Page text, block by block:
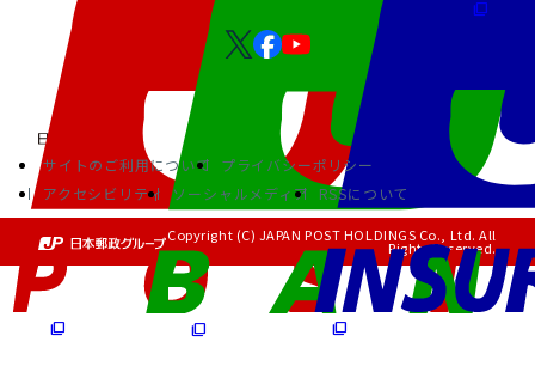
サイトのご利用について
プライバシーポリシー
アクセシビリティ
ソーシャルメディア RSSについて
Copyright (C) JAPAN POST HOLDINGS Co., Ltd. All
Rights Reserved.